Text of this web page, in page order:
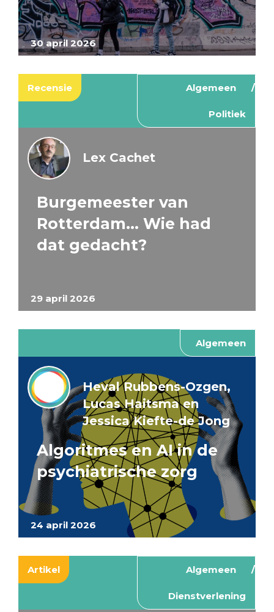
30 april 2026
Recensie Algemeen
Politiek
29 april 2026
Lex Cachet
Burgemeester van
Rotterdam… Wie had
dat gedacht?
Algemeen
24 april 2026
Heval Rubbens-Ozgen,
Lucas Haitsma en
Jessica Kiefte-de Jong
Algoritmes en AI in de
psychiatrische zorg
Artikel Algemeen
Dienstverlening